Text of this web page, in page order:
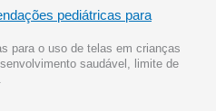
pediátricas para
para o uso de telas em crianças
saudável, limite de